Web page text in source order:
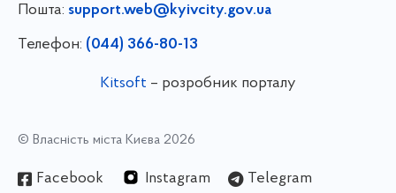
Пошта: support.web@kyivcity.gov.ua
Телефон: (044) 366-80-13
Kitsoft – розробник порталу
© Власність міста Києва 2026
Facebook Instagram Telegram